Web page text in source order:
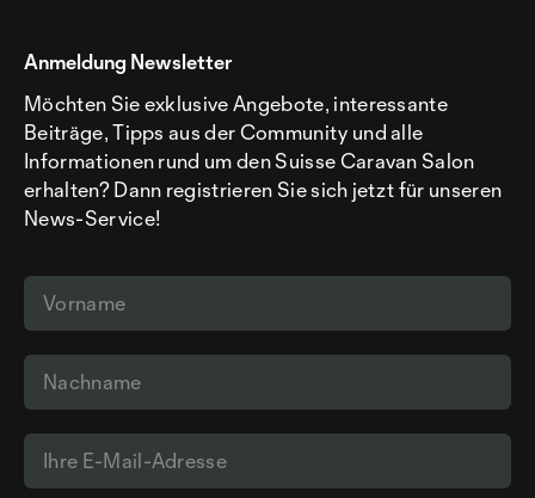
Anmeldung Newsletter
Möchten Sie exklusive Angebote, interessante
Beiträge, Tipps aus der Community und alle
Informationen rund um den Suisse Caravan Salon
erhalten? Dann registrieren Sie sich jetzt für unseren
News-Service!